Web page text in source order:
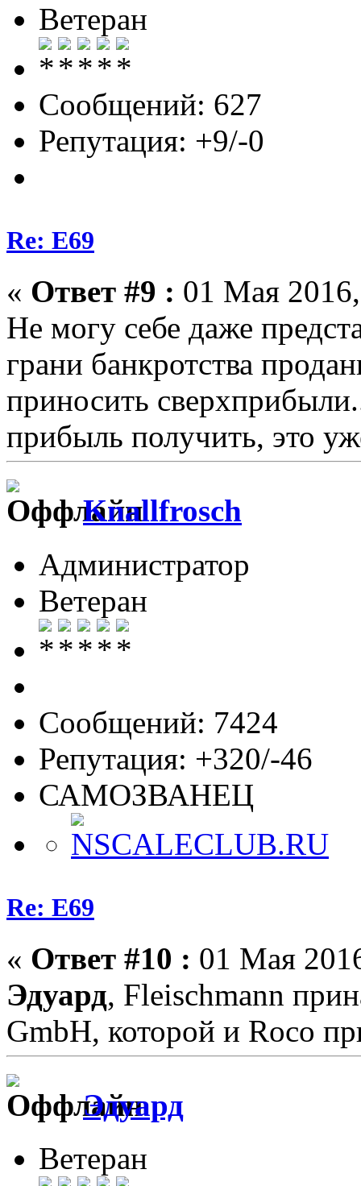
Ветеран
Сообщений: 627
Репутация: +9/-0
Re: E69
« Ответ #9 : 01 Мая
Не могу себе даже
грани банкротства
приносить
прибыль получить, это
Knallfrosch
Администратор
Ветеран
Сообщений: 7424
Репутация: +320/-46
САМОЗВАНЕЦ
Re: E69
« Ответ #10 : 01 Мая
Эдуард, Fleischmann
GmbH, которой и Roco
Эдуард
Ветеран